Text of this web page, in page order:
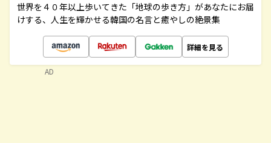
世界を４０年以上歩いてきた「地球の歩き方」があなたにお届
けする、人生を輝かせる韓国の名言と癒やしの絶景集
詳細を見る
AD